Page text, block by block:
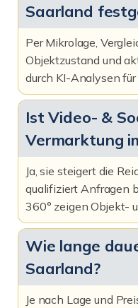
Saarland
Per Mikrolage,
Objektzustand und
durch KI-Analysen
Ist Video- &
Vermarktung
Ja, sie steigert die
qualifiziert Anfragen
360° zeigen Objekt-
Wie lange
Saarland?
Je nach Lage und